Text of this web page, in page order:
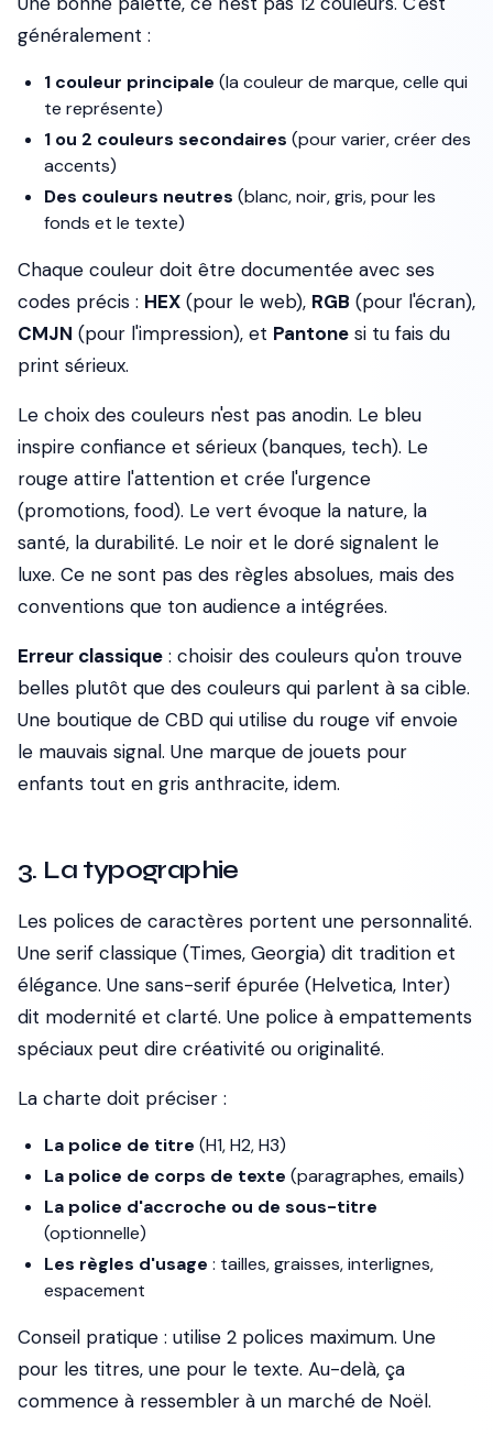
généralement :
1 couleur principale (la couleur de marque, celle qui
te représente)
1 ou 2 couleurs secondaires (pour varier, créer des
accents)
Des couleurs neutres (blanc, noir, gris, pour les
fonds et le texte)
Chaque couleur doit être documentée avec ses
codes précis : HEX (pour le web), RGB (pour l'écran),
CMJN (pour l'impression), et Pantone si tu fais du
print sérieux.
Le choix des couleurs n'est pas anodin. Le bleu
inspire confiance et sérieux (banques, tech). Le
rouge attire l'attention et crée l'urgence
(promotions, food). Le vert évoque la nature, la
santé, la durabilité. Le noir et le doré signalent le
luxe. Ce ne sont pas des règles absolues, mais des
conventions que ton audience a intégrées.
Erreur classique : choisir des couleurs qu'on trouve
belles plutôt que des couleurs qui parlent à sa cible.
Une boutique de CBD qui utilise du rouge vif envoie
le mauvais signal. Une marque de jouets pour
enfants tout en gris anthracite, idem.
3. La typographie
Les polices de caractères portent une personnalité.
Une serif classique (Times, Georgia) dit tradition et
élégance. Une sans-serif épurée (Helvetica, Inter)
dit modernité et clarté. Une police à empattements
spéciaux peut dire créativité ou originalité.
La charte doit préciser :
La police de titre (H1, H2, H3)
La police de corps de texte (paragraphes, emails)
La police d'accroche ou de sous-titre
(optionnelle)
Les règles d'usage : tailles, graisses, interlignes,
espacement
Conseil pratique : utilise 2 polices maximum. Une
pour les titres, une pour le texte. Au-delà, ça
commence à ressembler à un marché de Noël.